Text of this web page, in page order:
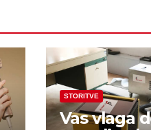
STORITVE
Vas vlaga